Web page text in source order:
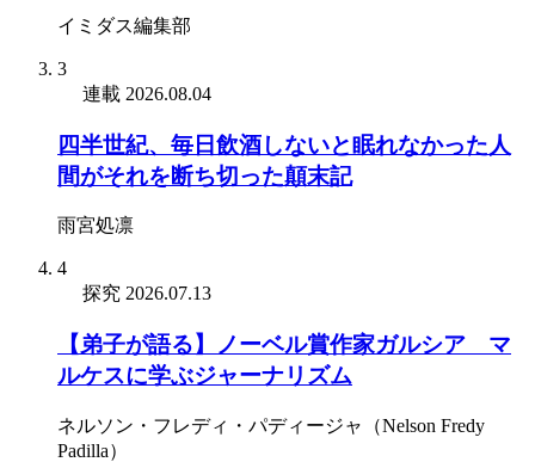
イミダス編集部
3
連載 2026.08.04
四半世紀、毎日飲酒しないと眠れなかった人
間がそれを断ち切った顛末記
雨宮処凛
4
探究 2026.07.13
【弟子が語る】ノーベル賞作家ガルシア゠マ
ルケスに学ぶジャーナリズム
ネルソン・フレディ・パディージャ（Nelson Fredy
Padilla）